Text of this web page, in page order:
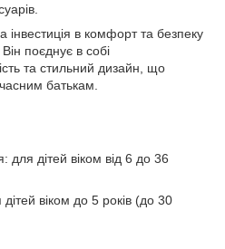
інвестиція в комфорт та безпеку
поєднує в собі
та стильний дизайн, що
батькам.
для дітей віком від 6 до 36
віком до 5 років (до 30